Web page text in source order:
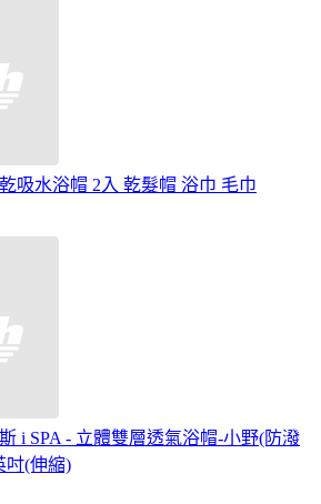
吸水浴帽 2入 乾髮帽 浴巾 毛巾
i SPA - 立體雙層透氣浴帽-小野(防潑
吋(伸縮)